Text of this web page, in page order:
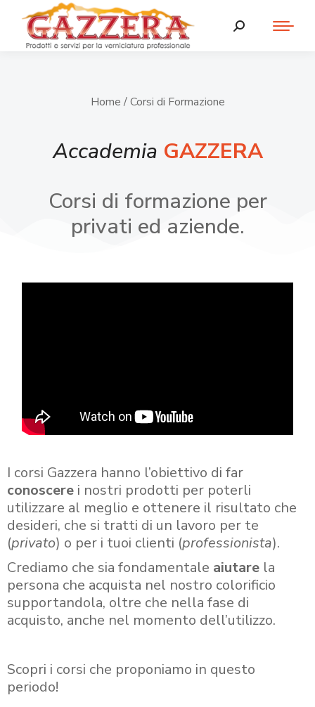
Home / Corsi di Formazione
Accademia GAZZERA
Corsi di formazione per
privati ed aziende.
I corsi Gazzera hanno l’obiettivo di far
conoscere i nostri prodotti per poterli
utilizzare al meglio e ottenere il risultato che
desideri, che si tratti di un lavoro per te
(privato) o per i tuoi clienti (professionista).
Crediamo che sia fondamentale aiutare la
persona che acquista nel nostro colorificio
supportandola, oltre che nella fase di
acquisto, anche nel momento dell’utilizzo.
Scopri i corsi che proponiamo in questo
periodo!